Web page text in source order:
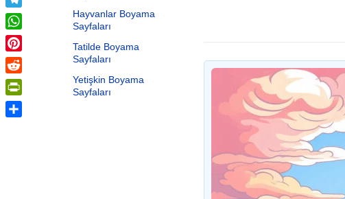
Hayvanlar Boyama
Sayfaları
Tatilde Boyama
Sayfaları
Yetişkin Boyama
Sayfaları
Telegram
WhatsApp
Pinterest
Reddit
PrintFriendly